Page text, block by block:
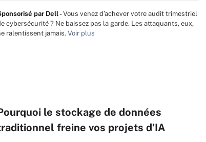
par Dell -Vous venez d’achever votre audit trimestriel
cybersécurité ? Ne baissez pas la garde. Les attaquants, eux,
ralentissent jamais. Voir plus
le stockage de données
freine vos projets d’IA